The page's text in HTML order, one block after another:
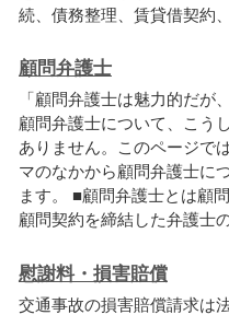
続、債務整理、賃貸借契約
顧問弁護士
「顧問弁護士は魅力的だが
顧問弁護士について、こう
ありません。このページで
マのなかから顧問弁護士に
ます。 ■顧問弁護士とは顧
顧問契約を締結した弁護士
慰謝料・損害賠償
交通事故の損害賠償請求は